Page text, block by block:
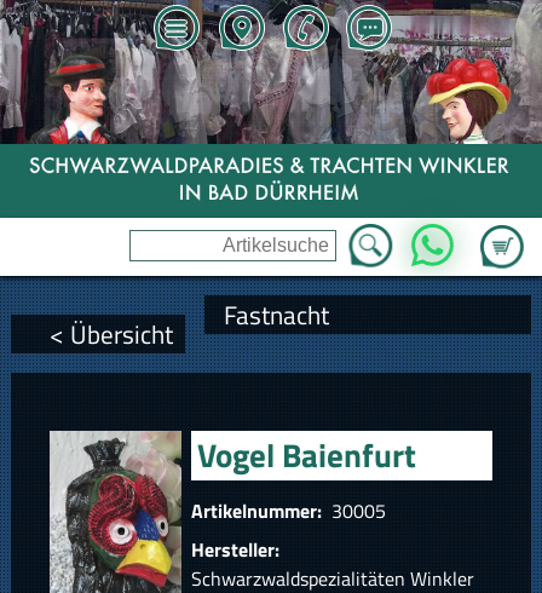
Zum
WhatsApp
< Übersicht Fastnacht
Vogel Baienfurt
Artikelnummer: 30005
Hersteller:
Schwarzwaldspezialitäten Winkler